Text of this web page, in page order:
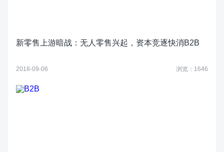
新零售上游暗战：无人零售兴起，资本竞逐快消B2B
2018-09-06 浏览：1646